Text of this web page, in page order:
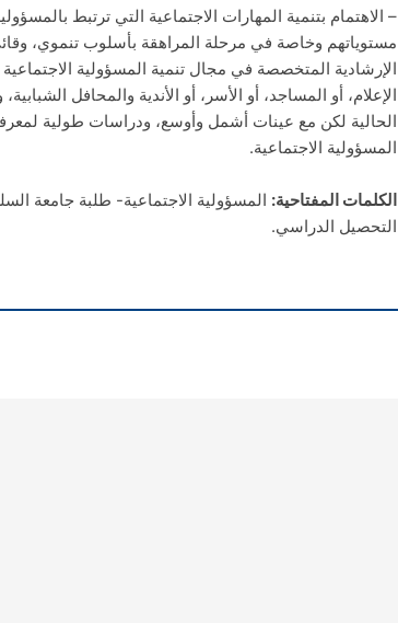
– الاهتمام بتنمية المهارات الاجتماعية التي ترتبط
مستوياتهم وخاصة في مرحلة المراهقة بأسلوب تنموي،
الإرشادية المتخصصة في مجال تنمية المسؤولية
الإعلام، أو المساجد، أو الأسر، أو الأندية والمحافل
الحالية لكن مع عينات أشمل وأوسع، ودراسات طولية
المسؤولية الاجتماعية.
الكلمات المفتاحية: المسؤولية الاجتماعية- طلبة جامعة
التحصيل الدراسي.